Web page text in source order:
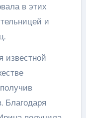
в этих
и
известной
Благодаря